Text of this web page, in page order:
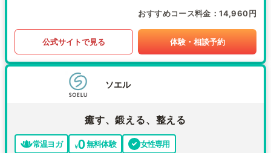
おすすめコース料金 14,960円
公式サイトで見る 体験・相談予約
ソエル
癒す、鍛える、整える
常温ヨガ 無料体験 女性専用